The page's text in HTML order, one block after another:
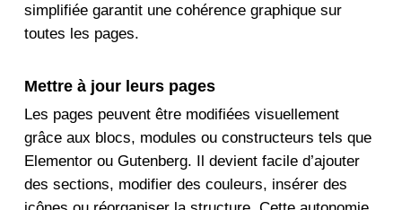
simplifiée garantit une cohérence graphique sur
toutes les pages.
Mettre à jour leurs pages
Les pages peuvent être modifiées visuellement
grâce aux blocs, modules ou constructeurs tels que
Elementor ou Gutenberg. Il devient facile d’ajouter
des sections, modifier des couleurs, insérer des